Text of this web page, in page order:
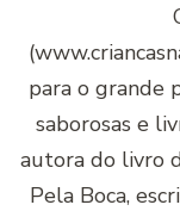
para o grande
saborosas e
autora do livro
Pela Boca,